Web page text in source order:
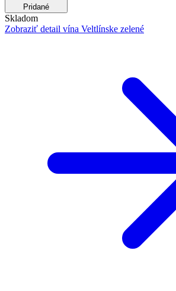
Pridané
Skladom
Zobraziť detail vína Veltlínske zelené